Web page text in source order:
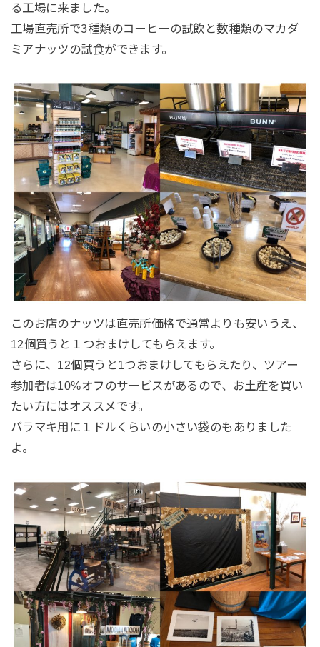
る工場に来ました。
工場直売所で3種類のコーヒーの試飲と数種類のマカダ
ミアナッツの試食ができます。
このお店のナッツは直売所価格で通常よりも安いうえ、
12個買うと１つおまけしてもらえます。
さらに、12個買うと1つおまけしてもらえたり、ツアー
参加者は10%オフのサービスがあるので、お土産を買い
たい方にはオススメです。
バラマキ用に１ドルくらいの小さい袋のもありました
よ。